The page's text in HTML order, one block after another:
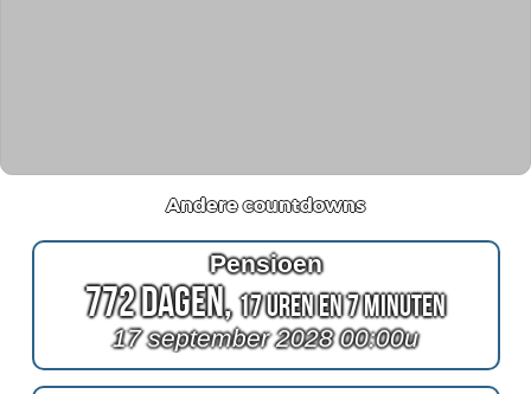
Andere countdowns
Pensioen
772 Dagen,17 Uren en 7 Minuten
17 september 2028 00:00u